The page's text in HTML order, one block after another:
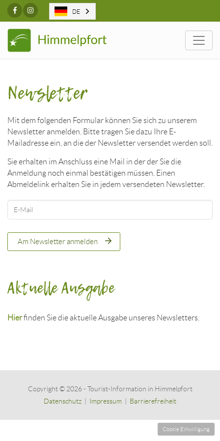
FacebookInstagram
Newsletter
Mit dem folgenden Formular können Sie sich zu unserem
Newsletter anmelden. Bitte tragen Sie dazu Ihre E-
Mailadresse ein, an die der Newsletter versendet werden soll.
Sie erhalten im Anschluss eine Mail in der der Sie die
Anmeldung noch einmal bestätigen müssen. Einen
Abmeldelink erhalten Sie in jedem versendeten Newsletter.
Am Newsletter anmelden
Aktuelle Ausgabe
Hierfinden Sie die aktuelle Ausgabe unseres Newsletters.
Copyright © 2026 - Tourist-Information in Himmelpfort
Datenschutz
Impressum Barrierefreiheit
DE
Cookie Einwilligung